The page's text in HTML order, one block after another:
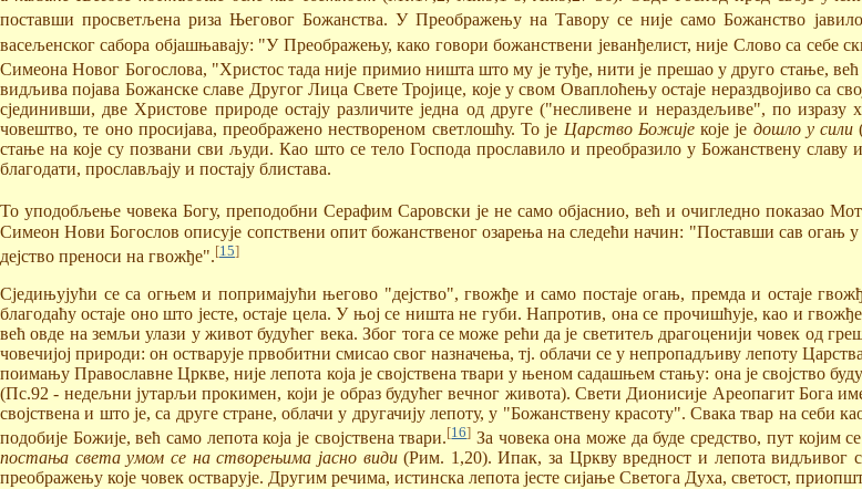
поставши просветљена риза Његовог Божанства. У Преображењу на Тавору се није само Божанство
васељенског сабора објашњавају: "У Преображењу, како говори божанствени јеванђелист, није Слово са себе
Симеона Новог Богослова, "Христос тада није примио ништа што му је туђе, нити је прешао у друго стање,
видљива појава Божанске славе Другог Лица Свете Тројице, које у свом Оваплоћењу остаје нераздвојиво са
сјединивши, две Христове природе остају различите једна од друге ("несливене и нераздељиве", по
човештво, те оно просијава, преображено нествореном светлошћу. То је Царство Божијекоје је дошло у сили
стање на које су позвани сви људи. Као што се тело Господа прославило и преобразило у Божанствену славу
благодати, прослављају и постају блистава.
То уподобљење човека Богу, преподобни Серафим Саровски је не само објаснио, већ и очигледно показао
Симеон Нови Богослов описује сопствени опит божанственог озарења на следећи начин: "Поставши сав
дејство преноси на гвожђе".[15]
Сједињујући се са огњем и попримајући његово "дејство", гвожђе и само постаје огањ, премда и остаје
благодаћу остаје оно што јесте, остаје цела. У њој се ништа не губи. Напротив, она се прочишћује, као и
већ овде на земљи улази у живот будућег века. Због тога се може рећи да је светитељ драгоценији човек од
човечијој природи: он остварује првобитни смисао свог назначења, тј. облачи се у непропадљиву лепоту
поимању Православне Цркве, није лепота која је својствена твари у њеном садашњем стању: она је својство
(Пс.92 - недељни јутарљи прокимен, који је образ будућег вечног живота). Свети Дионисије Ареопагит Бога
својствена и што је, са друге стране, облачи у другачију лепоту, у "Божанствену красоту". Свака твар на себи
подобије Божије, већ само лепота која је својствена твари.[16] За човека она може да буде средство, пут којим
постања света умом се на створењима јасно види(Рим. 1,20). Ипак, за Цркву вредност и лепота видљивог
преображењу које човек остварује. Другим речима, истинска лепота јесте сијање Светога Духа, светост,